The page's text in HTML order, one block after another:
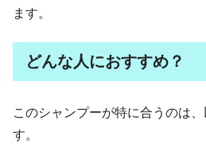
ます。
どんな人におすすめ？
このシャンプーが特に合うのは
す。